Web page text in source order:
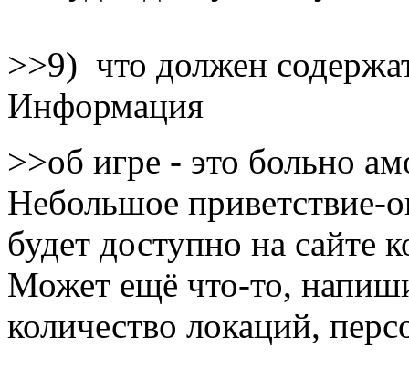
>>9) что должен
Информация
>>об игре - это больно
Небольшое приветствие-
будет доступно на сайте
Может ещё что-то,
количество локаций,